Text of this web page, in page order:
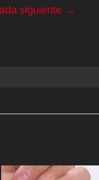
siguiente →